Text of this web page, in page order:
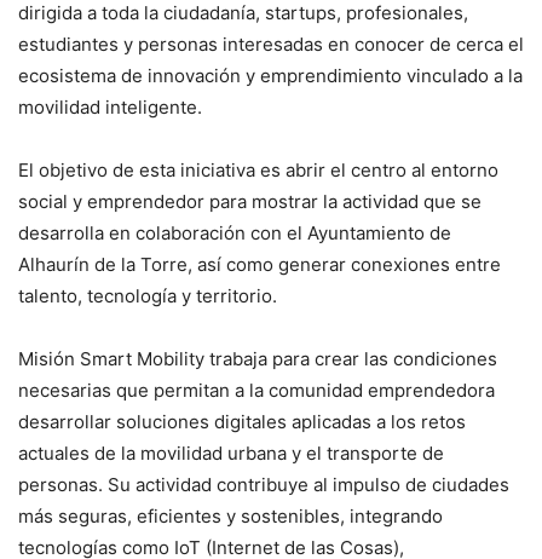
dirigida a toda la ciudadanía, startups, profesionales,
estudiantes y personas interesadas en conocer de cerca el
ecosistema de innovación y emprendimiento vinculado a la
movilidad inteligente.
El objetivo de esta iniciativa es abrir el centro al entorno
social y emprendedor para mostrar la actividad que se
desarrolla en colaboración con el Ayuntamiento de
Alhaurín de la Torre, así como generar conexiones entre
talento, tecnología y territorio.
Misión Smart Mobility trabaja para crear las condiciones
necesarias que permitan a la comunidad emprendedora
desarrollar soluciones digitales aplicadas a los retos
actuales de la movilidad urbana y el transporte de
personas. Su actividad contribuye al impulso de ciudades
más seguras, eficientes y sostenibles, integrando
tecnologías como IoT (Internet de las Cosas),